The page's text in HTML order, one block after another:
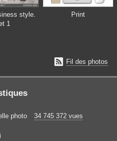
style.
1
Print
 Fil des photos
photo 34 745 372 vues